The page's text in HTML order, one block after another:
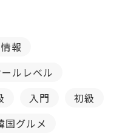
報
ルレベル
入門
初級
国グルメ